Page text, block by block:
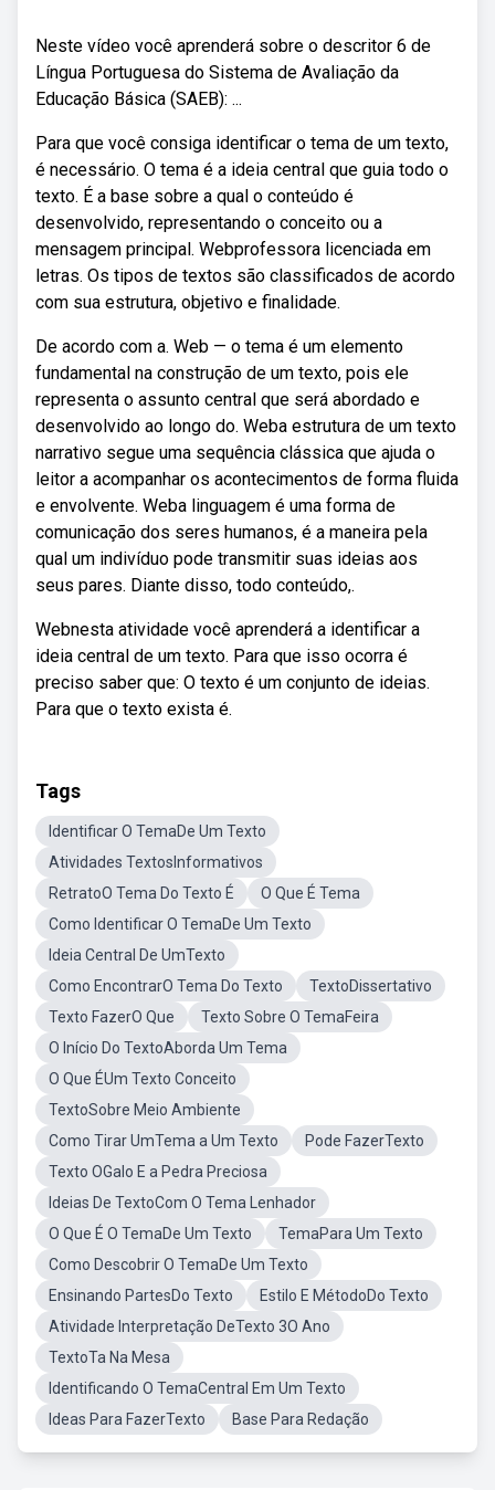
Neste vídeo você aprenderá sobre o descritor 6 de
Língua Portuguesa do Sistema de Avaliação da
Educação Básica (SAEB): ...
Para que você consiga identificar o tema de um texto,
é necessário. O tema é a ideia central que guia todo o
texto. É a base sobre a qual o conteúdo é
desenvolvido, representando o conceito ou a
mensagem principal. Webprofessora licenciada em
letras. Os tipos de textos são classificados de acordo
com sua estrutura, objetivo e finalidade.
De acordo com a. Web — o tema é um elemento
fundamental na construção de um texto, pois ele
representa o assunto central que será abordado e
desenvolvido ao longo do. Weba estrutura de um texto
narrativo segue uma sequência clássica que ajuda o
leitor a acompanhar os acontecimentos de forma fluida
e envolvente. Weba linguagem é uma forma de
comunicação dos seres humanos, é a maneira pela
qual um indivíduo pode transmitir suas ideias aos
seus pares. Diante disso, todo conteúdo,.
Webnesta atividade você aprenderá a identificar a
ideia central de um texto. Para que isso ocorra é
preciso saber que: O texto é um conjunto de ideias.
Para que o texto exista é.
Tags
Identificar O TemaDe Um Texto
Atividades TextosInformativos
RetratoO Tema Do Texto É
O Que É Tema
Como Identificar O TemaDe Um Texto
Ideia Central De UmTexto
Como EncontrarO Tema Do Texto
TextoDissertativo
Texto FazerO Que
Texto Sobre O TemaFeira
O Início Do TextoAborda Um Tema
O Que ÉUm Texto Conceito
TextoSobre Meio Ambiente
Como Tirar UmTema a Um Texto
Pode FazerTexto
Texto OGalo E a Pedra Preciosa
Ideias De TextoCom O Tema Lenhador
O Que É O TemaDe Um Texto
TemaPara Um Texto
Como Descobrir O TemaDe Um Texto
Ensinando PartesDo Texto
Estilo E MétodoDo Texto
Atividade Interpretação DeTexto 3O Ano
TextoTa Na Mesa
Identificando O TemaCentral Em Um Texto
Ideas Para FazerTexto
Base Para Redação